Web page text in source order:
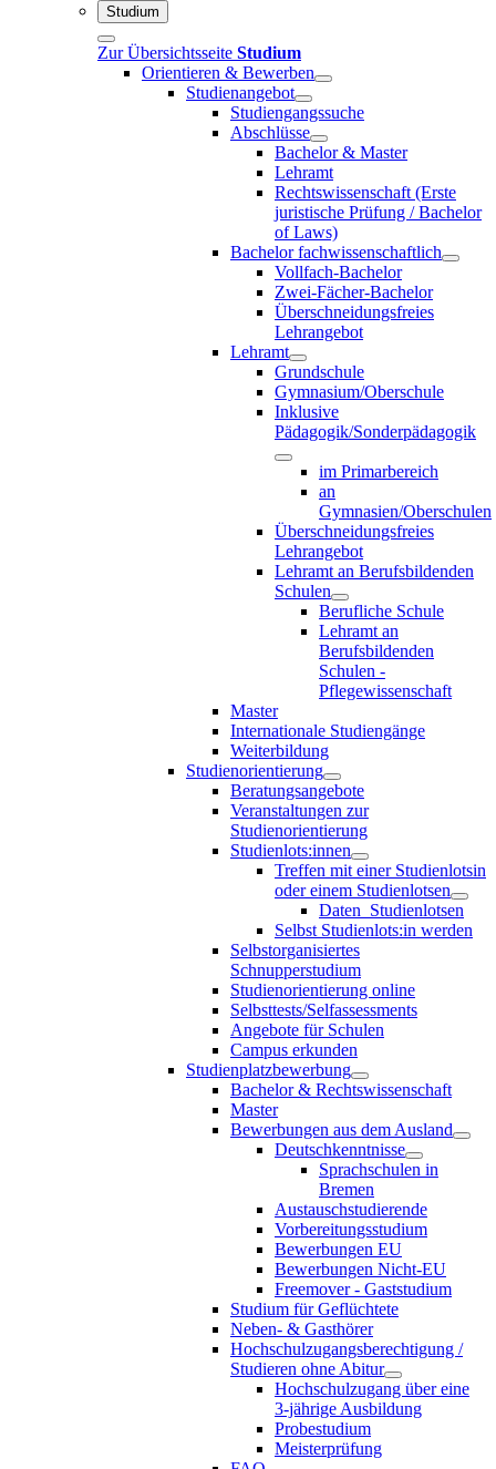
Studium
Zur Übersichtsseite Studium
Orientieren & Bewerben
Studienangebot
Studiengangssuche
Abschlüsse
Bachelor & Master
Lehramt
Rechtswissenschaft (Erste
juristische Prüfung / Bachelor
of Laws)
Bachelor fachwissenschaftlich
Vollfach-Bachelor
Zwei-Fächer-Bachelor
Überschneidungsfreies
Lehrangebot
Lehramt
Grundschule
Gymnasium/Oberschule
Inklusive
Pädagogik/Sonderpädagogik
im Primarbereich
an
Gymnasien/Oberschulen
Überschneidungsfreies
Lehrangebot
Lehramt an Berufsbildenden
Schulen
Berufliche Schule
Lehramt an
Berufsbildenden
Schulen -
Pflegewissenschaft
Master
Internationale Studiengänge
Weiterbildung
Studienorientierung
Beratungsangebote
Veranstaltungen zur
Studienorientierung
Studienlots:innen
Treffen mit einer Studienlotsin
oder einem Studienlotsen
Daten_Studienlotsen
Selbst Studienlots:in werden
Selbstorganisiertes
Schnupperstudium
Studienorientierung online
Selbsttests/Selfassessments
Angebote für Schulen
Campus erkunden
Studienplatzbewerbung
Bachelor & Rechtswissenschaft
Master
Bewerbungen aus dem Ausland
Deutschkenntnisse
Sprachschulen in
Bremen
Austauschstudierende
Vorbereitungsstudium
Bewerbungen EU
Bewerbungen Nicht-EU
Freemover - Gaststudium
Studium für Geflüchtete
Neben- & Gasthörer
Hochschulzugangsberechtigung /
Studieren ohne Abitur
Hochschulzugang über eine
3-jährige Ausbildung
Probestudium
Meisterprüfung